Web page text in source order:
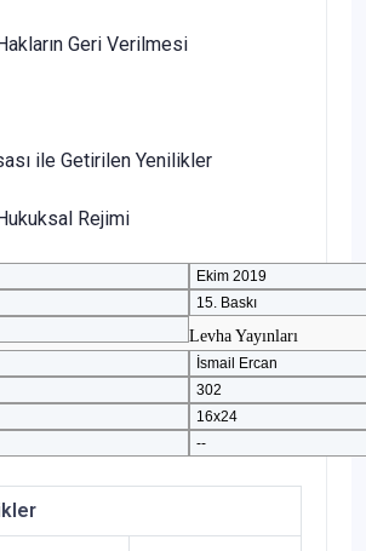
Geri Verilmesi
ile Getirilen Yenilikler
Rejimi
Ekim 2019
15. Baskı
Levha Yayınları
İsmail Ercan
302
16x24
--